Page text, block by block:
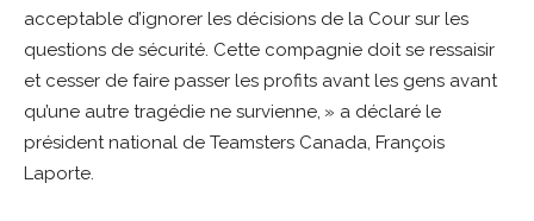
acceptable d’ignorer les décisions de la Cour sur les
questions de sécurité. Cette compagnie doit se ressaisir
et cesser de faire passer les profits avant les gens avant
qu’une autre tragédie ne survienne, » a déclaré le
président national de Teamsters Canada, François
Laporte.